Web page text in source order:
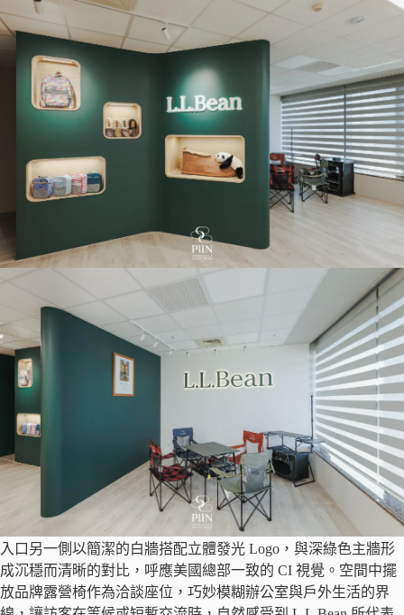
入口另一側以簡潔的白牆搭配立體發光 Logo，與深綠色主牆形
成沉穩而清晰的對比，呼應美國總部一致的 CI 視覺。空間中擺
放品牌露營椅作為洽談座位，巧妙模糊辦公室與戶外生活的界